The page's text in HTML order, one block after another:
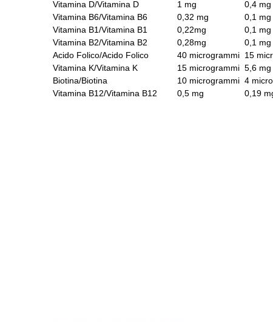
Vitamina D/Vitamina D
1 mg 0,4 mg
Vitamina B6/Vitamina B6
0,32 mg 0,1 mg
Vitamina B1/Vitamina B1
0,22mg 0,1 mg
Vitamina B2/Vitamina B2
0,28mg 0,1 mg
Acido Folico/Acido Folico
40 microgrammi 15
Vitamina K/Vitamina K
15 microgrammi 5,6 mg
Biotina/Biotina
10 microgrammi 4
Vitamina B12/Vitamina B12
0,5 mg 0,19